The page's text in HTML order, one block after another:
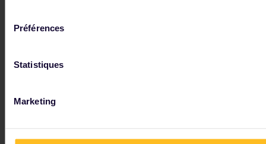
Préférences
Statistiques
Marketing